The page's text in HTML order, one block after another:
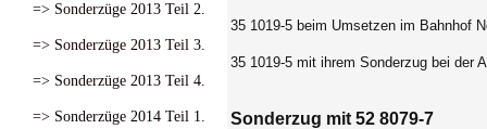
=> Sonderzüge 2013 Teil 2.
=> Sonderzüge 2013 Teil 3.
=> Sonderzüge 2013 Teil 4.
=> Sonderzüge 2014 Teil 1.
35 1019-5 beim Umsetzen im Bahnhof
35 1019-5 mit ihrem Sonderzug bei der
Sonderzug mit 52 8079-7